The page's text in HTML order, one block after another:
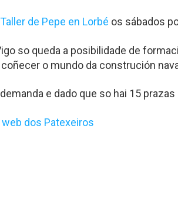
Taller de Pepe en Lorbé os sábados
so queda a posibilidade de
o mundo da construción
e dado que so hai 15
dos Patexeiros